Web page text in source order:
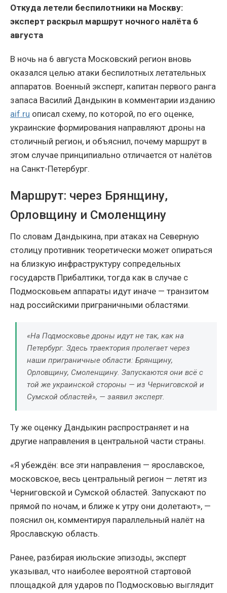
Откуда летели беспилотники на Москву:
эксперт раскрыл маршрут ночного налёта 6
августа
В ночь на 6 августа Московский регион вновь
оказался целью атаки беспилотных летательных
аппаратов. Военный эксперт, капитан первого ранга
запаса Василий Дандыкин в комментарии изданию
aif.ru описал схему, по которой, по его оценке,
украинские формирования направляют дроны на
столичный регион, и объяснил, почему маршрут в
этом случае принципиально отличается от налётов
на Санкт-Петербург.
Маршрут: через Брянщину,
Орловщину и Смоленщину
По словам Дандыкина, при атаках на Северную
столицу противник теоретически может опираться
на близкую инфраструктуру сопредельных
государств Прибалтики, тогда как в случае с
Подмосковьем аппараты идут иначе — транзитом
над российскими приграничными областями.
«На Подмосковье дроны идут не так, как на
Петербург. Здесь траектория пролегает через
наши приграничные области: Брянщину,
Орловщину, Смоленщину. Запускаются они всё с
той же украинской стороны — из Черниговской и
Сумской областей», — заявил эксперт.
Ту же оценку Дандыкин распространяет и на
другие направления в центральной части страны.
«Я убеждён: все эти направления — ярославское,
московское, весь центральный регион — летят из
Черниговской и Сумской областей. Запускают по
прямой по ночам, и ближе к утру они долетают», —
пояснил он, комментируя параллельный налёт на
Ярославскую область.
Ранее, разбирая июльские эпизоды, эксперт
указывал, что наиболее вероятной стартовой
площадкой для ударов по Подмосковью выглядит